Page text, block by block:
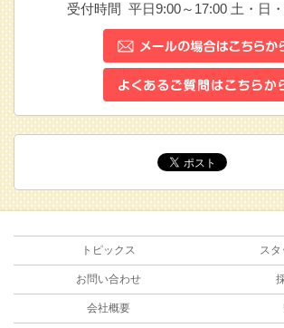
受付時間 平日9:00～17:00土・日
トピックス スタ
お問い合わせ
会社概要